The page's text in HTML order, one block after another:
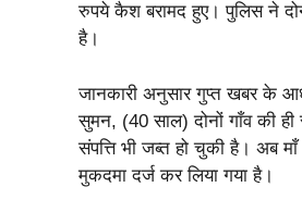
रुपये कैश बरामद हुए। पुलिस ने
है।
जानकारी अनुसार गुप्त खबर के
सुमन, (40 साल) दोनों गाँव की
संपत्ति भी जब्त हो चुकी है। अब
मुकदमा दर्ज कर लिया गया है।